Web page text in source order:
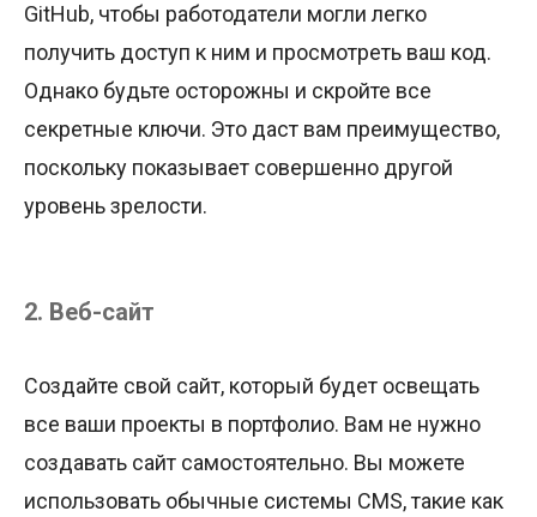
GitHub, чтобы работодатели могли легко
получить доступ к ним и просмотреть ваш код.
Однако будьте осторожны и скройте все
секретные ключи. Это даст вам преимущество,
поскольку показывает совершенно другой
уровень зрелости.
2. Веб-сайт
Создайте свой сайт, который будет освещать
все ваши проекты в портфолио. Вам не нужно
создавать сайт самостоятельно. Вы можете
использовать обычные системы CMS, такие как